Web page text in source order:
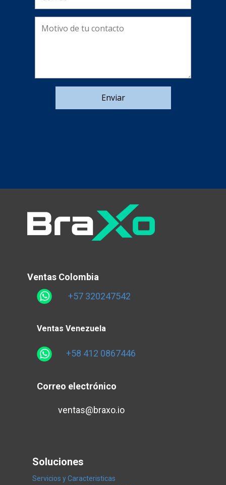
Enviar
Ventas Colombia
+57 320247542
Ventas Venezuela
+58 412 0867446
Correo electrónico
ventas@braxo.io
Soluciones
Servicios y Caracteristicas